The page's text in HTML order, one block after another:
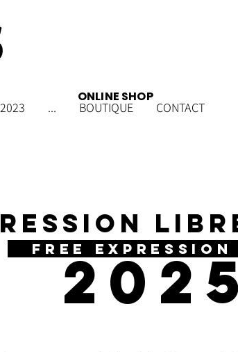
2023 ... BOUTIQUE CONTACT
ONLINE SHOP
202
FREE